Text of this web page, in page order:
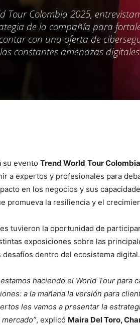
Tour Colombia 2025,
de la compañía para
con una oferta de
constantes amenazas
su evento Trend World Tour
a expertos y profesionales para
en los negocios y sus
promueva la resiliencia y el
tuvieron la oportunidad de
exposiciones sobre las
dentro del ecosistema digital.
haciendo el World Tour para
a la mañana la versión para
les vamos a presentar la
, explicó Maira Del Toro,